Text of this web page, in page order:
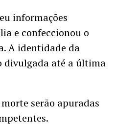
informações
e confeccionou o
A identidade da
divulgada até a última
serão apuradas